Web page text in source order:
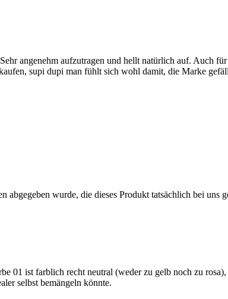
angenehm aufzutragen und hellt natürlich auf. Auch
supi dupi man fühlt sich wohl damit, die Marke
wurde, die dieses Produkt tatsächlich bei uns
01 ist farblich recht neutral (weder zu gelb noch zu
selbst bemängeln könnte.